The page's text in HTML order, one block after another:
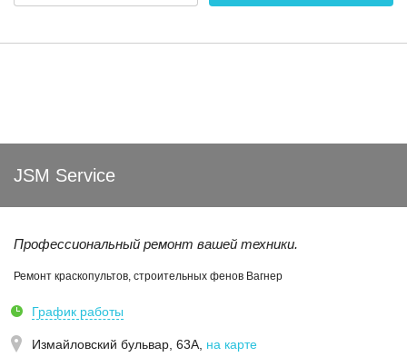
JSM Service
Профессиональный ремонт вашей техники.
Ремонт краскопультов, строительных фенов Вагнер
График работы
Измайловский бульвар, 63А на карте